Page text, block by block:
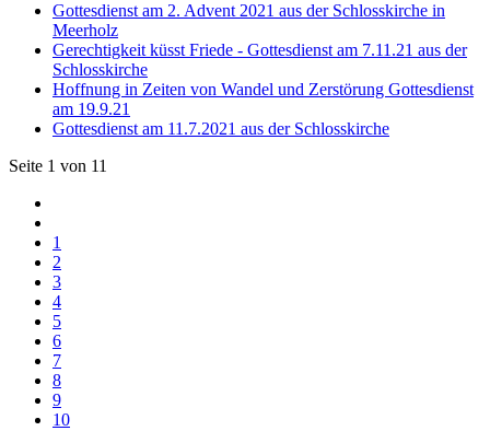
Gottesdienst am 2. Advent 2021 aus der Schlosskirche in
Meerholz
Gerechtigkeit küsst Friede - Gottesdienst am 7.11.21 aus der
Schlosskirche
Hoffnung in Zeiten von Wandel und Zerstörung Gottesdienst
am 19.9.21
Gottesdienst am 11.7.2021 aus der Schlosskirche
Seite 1 von 11
1
2
3
4
5
6
7
8
9
10